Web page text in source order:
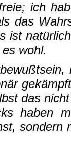
ich
das
ist
wohl.
das
haben
sondern